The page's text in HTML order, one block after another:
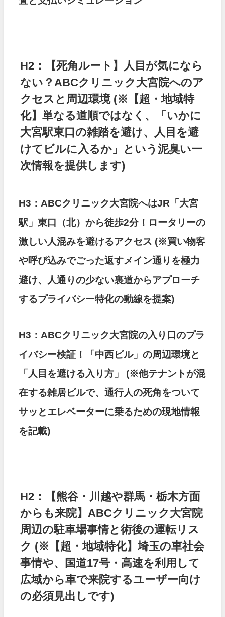
H2：【死角ルート】人目が気になら
ない？ABCクリニック大宮院へのア
クセスと周辺環境 (※【超・地域特
化】単なる道順ではなく、「いかに
大宮駅東口の雑踏を避け、人目を避
けてビルに入るか」という泥臭い一
次情報を提供します)
H3：ABCクリニック大宮院へはJR「大宮
駅」東口（北）から徒歩2分！ロータリーの
激しい人混みを避けるアクセス (※買い物客
や呼び込みでごった返すメイン通りを極力
避け、人通りの少ない裏道からアプローチ
するプライバシー特化の動線を提案)
H3：ABCクリニック大宮院の入り口のプラ
イバシー検証！「中西ビル」の周辺環境と
「人目を避ける入り方」 (※他テナントが混
在する雑居ビルで、通行人の死角をついて
サッとエレベーターに乗るための現地情報
を記載)
H2：【熊谷・川越や群馬・栃木方面
からも来院】ABCクリニック大宮院
周辺の駐車場事情と術後の運転リス
ク (※【超・地域特化】埼玉の車社会
事情や、国道17号・高速を利用して
広域から車で来院するユーザー向け
の必須見出しです)